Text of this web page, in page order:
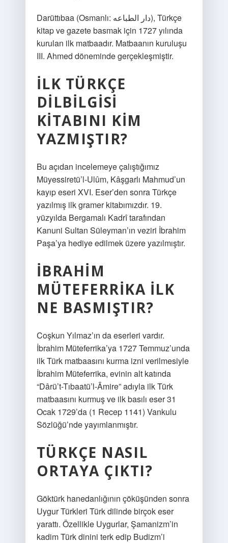
Darüttıbaa (Osmanlı: دار الطباعه), Türkçe
kitap ve gazete basmak için 1727 yılında
kurulan ilk matbaadır. Matbaanın kuruluşu
III. Ahmed döneminde gerçekleşmiştir.
İLK TÜRKÇE
DILBILGISI
KITABINI KIM
YAZMIŞTIR?
Bu açıdan incelemeye çalıştığımız
Müyessiretü’l-Ulûm, Kâşgarlı Mahmud’un
kayıp eseri XVI. Eser’den sonra Türkçe
yazılmış ilk gramer kitabımızdır. 19.
yüzyılda Bergamalı Kadrî tarafından
Kanuni Sultan Süleyman’ın veziri İbrahim
Paşa’ya hediye edilmek üzere yazılmıştır.
İBRAHIM
MÜTEFERRIKA ILK
NE BASMIŞTIR?
Coşkun Yılmaz’ın da eserleri vardır.
İbrahim Müteferrika’ya 1727 Temmuz’unda
ilk Türk matbaasını kurma izni verilmesiyle
İbrahim Müteferrika, evinin alt katında
“Dârü’t-Tıbaatü’l-Âmire” adıyla ilk Türk
matbaasını kurmuş ve ilk basılı eser 31
Ocak 1729’da (1 Recep 1141) Vankulu
Sözlüğü’nde yayımlanmıştır.
TÜRKÇE NASIL
ORTAYA ÇIKTI?
Göktürk hanedanlığının çöküşünden sonra
Uygur Türkleri Türk dilinde birçok eser
yarattı. Özellikle Uygurlar, Şamanizm’in
kadim Türk dinini terk edip Budizm’i